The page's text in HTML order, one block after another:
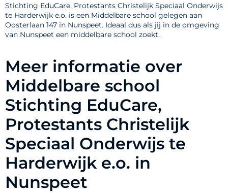
Stichting EduCare, Protestants Christelijk Speciaal Onderwijs
te Harderwijk e.o. is een Middelbare school gelegen aan
Oosterlaan 147 in Nunspeet. Ideaal dus als jij in de omgeving
van Nunspeet een middelbare school zoekt.
Meer informatie over
Middelbare school
Stichting EduCare,
Protestants Christelijk
Speciaal Onderwijs te
Harderwijk e.o. in
Nunspeet